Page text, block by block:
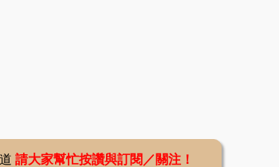
請大家幫忙按讚與訂閱／關注！